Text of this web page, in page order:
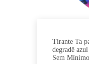
Tirante Ta
degradê
Sem